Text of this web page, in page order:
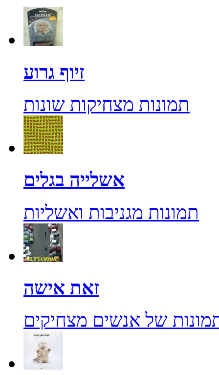
זיוף גרוע
תמונות מצחיקות שונות
אשלייה בגלים
תמונות מגניבות ואשליות
זאת אישה
של אנשים מצחיקים